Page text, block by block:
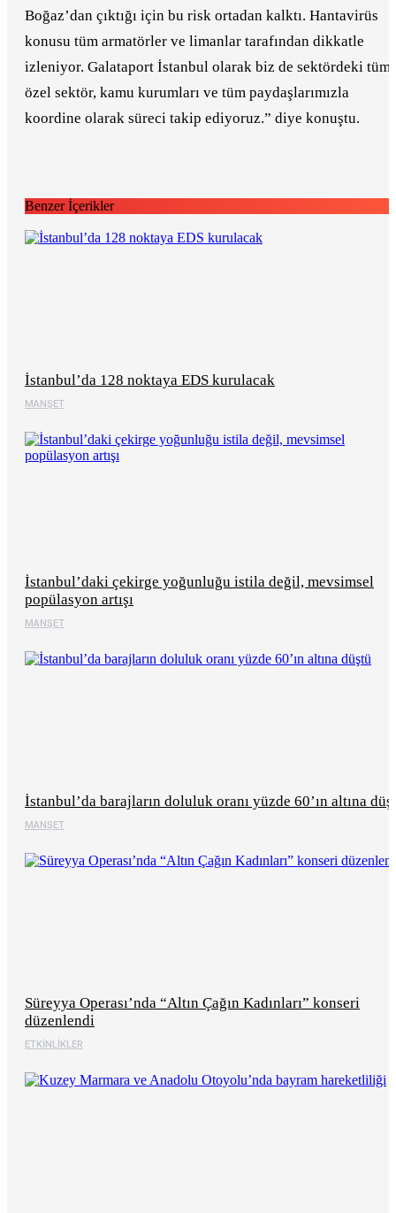
Boğaz’dan çıktığı için bu risk ortadan kalktı. Hantavirüs
konusu tüm armatörler ve limanlar tarafından dikkatle
izleniyor. Galataport İstanbul olarak biz de sektördeki tüm
özel sektör, kamu kurumları ve tüm paydaşlarımızla
koordine olarak süreci takip ediyoruz.” diye konuştu.
Benzer İçerikler
MANŞET
İstanbul’da 128 noktaya EDS kurulacak
MANŞET
İstanbul’daki çekirge yoğunluğu istila değil, mevsimsel
popülasyon artışı
MANŞET
İstanbul’da barajların doluluk oranı yüzde 60’ın altına
ETKINLIKLER
Süreyya Operası’nda “Altın Çağın Kadınları” konseri
düzenlendi